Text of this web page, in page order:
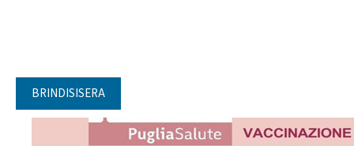
BRINDISISERA